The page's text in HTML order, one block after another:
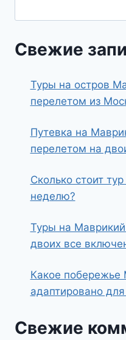
Свежие
Туры на остров
перелетом из
Путевка на
перелетом на
Сколько стоит
неделю?
Туры на
двоих все
Какое побережье
адаптировано
Свежие